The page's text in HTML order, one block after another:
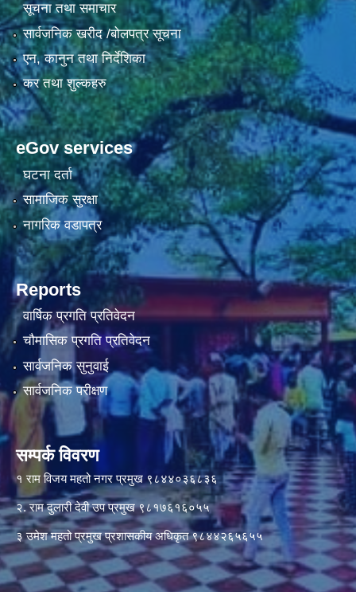
सूचना तथा समाचार
सार्वजनिक खरीद /बोलपत्र सूचना
एन, कानुन तथा निर्देशिका
कर तथा शुल्कहरु
eGov services
घटना दर्ता
सामाजिक सुरक्षा
नागरिक वडापत्र
Reports
वार्षिक प्रगति प्रतिवेदन
चौमासिक प्रगति प्रतिवेदन
सार्वजनिक सुनुवाई
सार्वजनिक परीक्षण
सम्पर्क विवरण
१ राम विजय महतो नगर प्रमुख ९८४४०३६८३६
२. राम दुलारी देवी उप प्रमुख ९८१७६१६०५५
३ उमेश महतो प्रमुख प्रशासकीय अधिकृत ९८४४२६५६५५